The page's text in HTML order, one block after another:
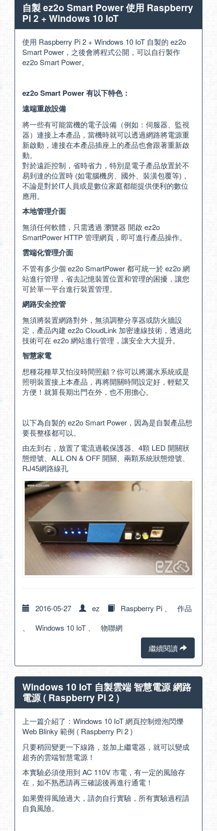
自製 ez2o Smart Power 使用 Raspberry
Pi 2 + Windows 10 IoT
使用 Raspberry Pi 2 + Windows 10 IoT 自製的 ez2o
Smart Power，之後會將程式公開，可以自行製作
ez2o Smart Power。
ez2o Smart Power 有以下特色：
遠端重啟設備
將一些有可能當機的電子設備（例如：伺服器、監視
器）連接上本產品，當機時就可以透過網路將電源重
新啟動，連接在本產品插座上的產品也會跟著重新啟
動。
對於遠距控制，省時省力，特別是電子產品放置於不
易到達的位置時 (如電腦機房、國外、裝潢包覆等)，
不論是對於IT人員或是數位家庭都能提供便利的數位
應用。
本地管理介面
無須任何軟體，只需透過 瀏覽器 開啟 ez2o
SmartPower HTTP 管理網頁，即可進行產品操作。
雲端化管理介面
不管有多少個 ez2o SmartPower 都可統一於 ez2o 網
站進行管理，省去記憶裝置位置和管理的困擾，讓您
可於單一平台進行裝置管理。
網路安全控管
無須將裝置網路對外，無須調整分享器或防火牆設
定，產品內建 ez2o CloudLink 加密連線技術，透過此
技術可在 ez2o 網站進行管理，讓安全大大提升。
智慧家電
想種花種草又怕沒時間照顧？你可以將灑水系統或是
照明裝置接上本產品，再將開關時間設定好，輕鬆又
方便！就算長期出門在外，也不用擔心。
以下為自製的 ez2o Smart Power，因為是自製產品想
要長整樣都可以。
由左到右，放置了電流過載保護器、4顆 LED 開關狀
態燈號、ALL ON & OFF 開關、兩顆系統狀態燈號、
RJ45網路線孔
2016-05-27 ez Raspberry Pi
作品
Windows 10 IoT
物聯網
繼續閱讀
Windows 10 IoT 自製雲端 智慧電源 網路
電源 ( Raspberry Pi 2 )
上一篇介紹了： Windows 10 IoT 網頁控制燈泡閃爍
Web Blinky 範例 ( Raspberry Pi 2 )
只要稍回變更一下線路，並加上繼電器，就可以變成
超夯的雲端智慧電源！
本實驗必須使用到 AC 110V 市電，有一定的風險存
在，如不熟悉請再三確認後再進行通電！
如果覺得風險過大，請勿自行實驗，所有實驗過程請
自負風險。